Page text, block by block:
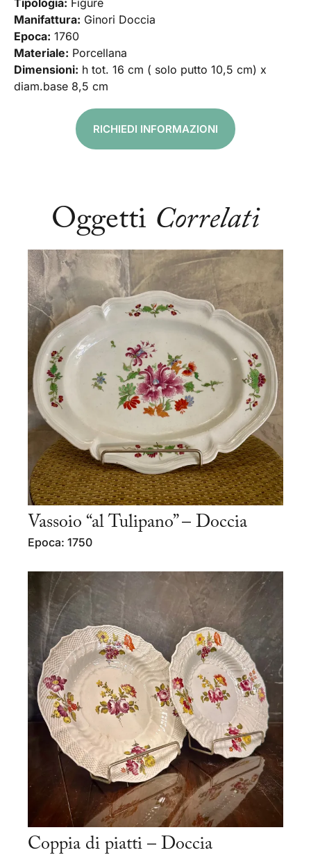
Tipologia: Figure
Manifattura: Ginori Doccia
Epoca: 1760
Materiale: Porcellana
Dimensioni: h tot. 16 cm ( solo putto 10,5 cm) x
diam.base 8,5 cm
RICHIEDI INFORMAZIONI
Oggetti Correlati
Vassoio “al Tulipano” – Doccia
Epoca: 1750
Coppia di piatti – Doccia